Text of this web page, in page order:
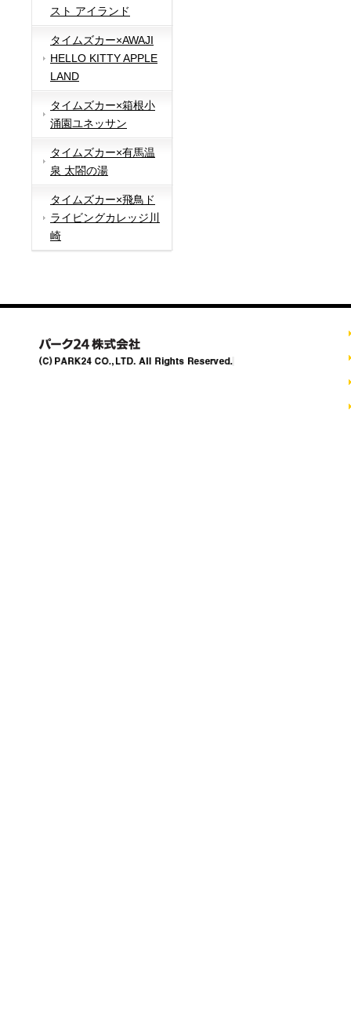
スト アイランド
タイムズカー×AWAJI
HELLO KITTY APPLE
LAND
タイムズカー×箱根小
涌園ユネッサン
タイムズカー×有馬温
泉 太閤の湯
タイムズカー×飛鳥ド
ライビングカレッジ川
崎